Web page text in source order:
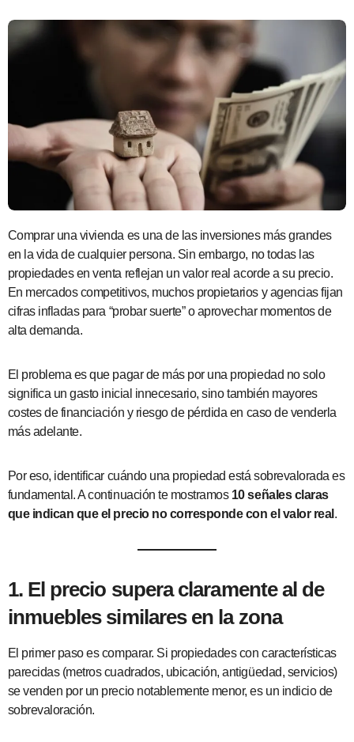
Comprar una vivienda es una de las inversiones más grandes
en la vida de cualquier persona. Sin embargo, no todas las
propiedades en venta reflejan un valor real acorde a su precio.
En mercados competitivos, muchos propietarios y agencias fijan
cifras infladas para “probar suerte” o aprovechar momentos de
alta demanda.
El problema es que pagar de más por una propiedad no solo
significa un gasto inicial innecesario, sino también mayores
costes de financiación y riesgo de pérdida en caso de venderla
más adelante.
Por eso, identificar cuándo una propiedad está sobrevalorada es
fundamental. A continuación te mostramos 10 señales claras
que indican que el precio no corresponde con el valor real .
1. El precio supera claramente al de
inmuebles similares en la zona
El primer paso es comparar. Si propiedades con características
parecidas (metros cuadrados, ubicación, antigüedad, servicios)
se venden por un precio notablemente menor, es un indicio de
sobrevaloración.